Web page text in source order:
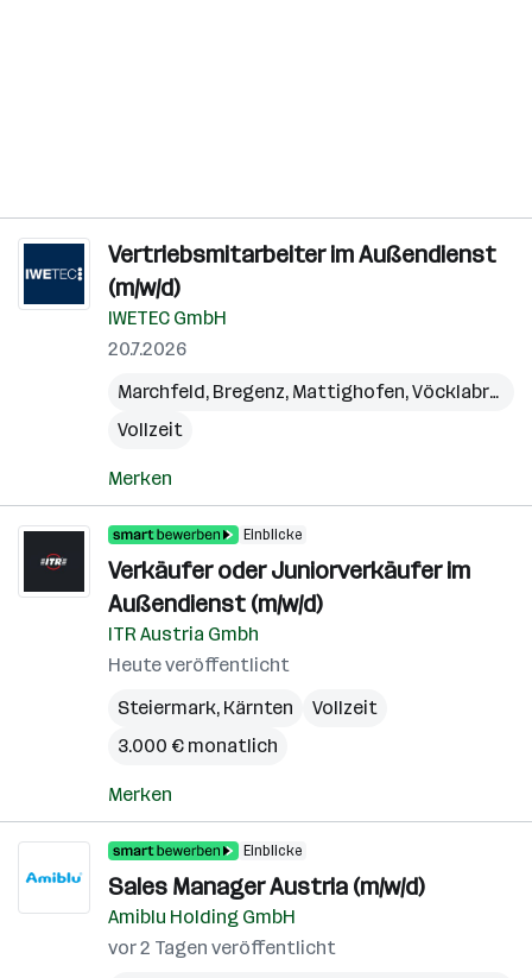
Vertriebsmitarbeiter im Außendienst
(m/w/d)
IWETEC GmbH
20.7.2026
Marchfeld, Bregenz, Mattighofen,Vöcklabruck
Vollzeit
Merken
Einblicke
Verkäufer oder Juniorverkäufer im
Außendienst (m/w/d)
ITR Austria Gmbh
Heute veröffentlicht
Steiermark, Kärnten
Vollzeit
3.000 € monatlich
Merken
Einblicke
Sales Manager Austria (m/w/d)
Amiblu Holding GmbH
vor 2 Tagen veröffentlicht